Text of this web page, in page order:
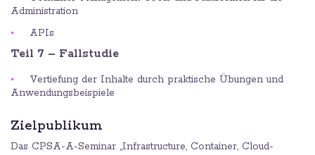
Administration
APIs
Teil 7 – Fallstudie
Vertiefung der Inhalte durch praktische Übungen und
Anwendungsbeispiele
Zielpublikum
Das CPSA-A-Seminar „Infrastructure, Container, Cloud-